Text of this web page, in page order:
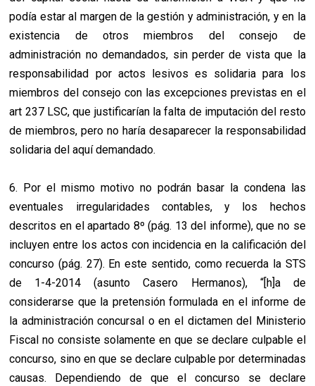
podía estar al margen de la gestión y administración, y en la
existencia de otros miembros del consejo de
administración no demandados, sin perder de vista que la
responsabilidad por actos lesivos es solidaria para los
miembros del consejo con las excepciones previstas en el
art 237 LSC, que justificarían la falta de imputación del resto
de miembros, pero no haría desaparecer la responsabilidad
solidaria del aquí demandado.
6. Por el mismo motivo no podrán basar la condena las
eventuales irregularidades contables, y los hechos
descritos en el apartado 8º (pág. 13 del informe), que no se
incluyen entre los actos con incidencia en la calificación del
concurso (pág. 27). En este sentido, como recuerda la STS
de 1-4-2014 (asunto Casero Hermanos), “[h]a de
considerarse que la pretensión formulada en el informe de
la administración concursal o en el dictamen del Ministerio
Fiscal no consiste solamente en que se declare culpable el
concurso, sino en que se declare culpable por determinadas
causas. Dependiendo de que el concurso se declare